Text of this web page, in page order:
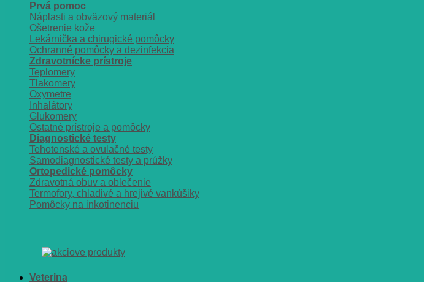
Prvá pomoc
Náplasti a obväzový materiál
Ošetrenie kože
Lekárnička a chirugické pomôcky
Ochranné pomôcky a dezinfekcia
Zdravotnícke prístroje
Teplomery
Tlakomery
Oxymetre
Inhalátory
Glukomery
Ostatné prístroje a pomôcky
Diagnostické testy
Tehotenské a ovulačné testy
Samodiagnostické testy a prúžky
Ortopedické pomôcky
Zdravotná obuv a oblečenie
Termofory, chladivé a hrejivé vankúšiky
Pomôcky na inkotinenciu
Veterina